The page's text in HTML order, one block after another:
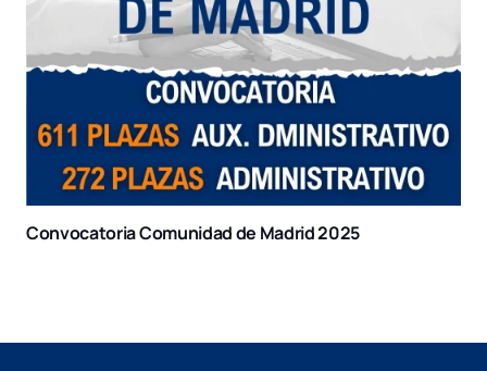
Convocatoria Comunidad de Madrid 2025